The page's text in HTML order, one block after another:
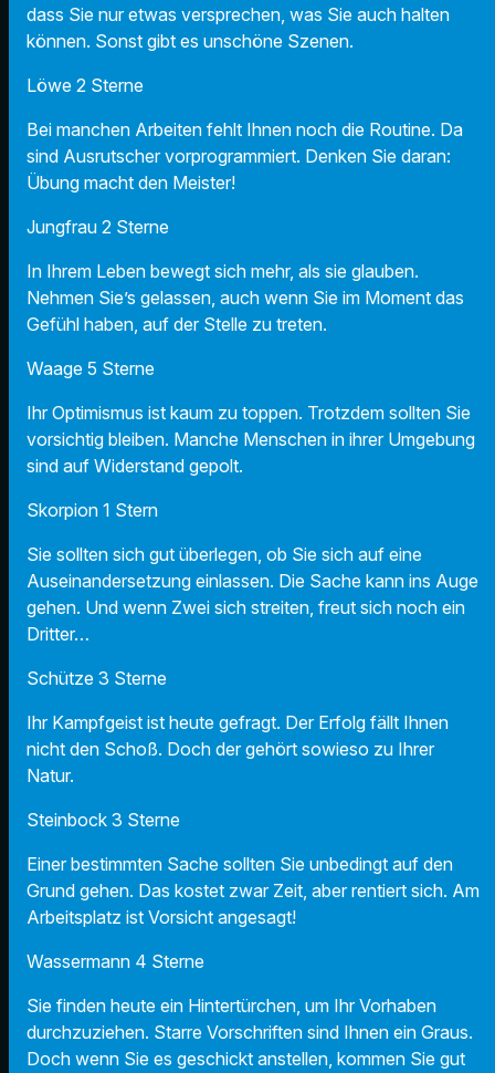
dass Sie nur etwas versprechen, was Sie auch halten
können. Sonst gibt es unschöne Szenen.
Löwe 2 Sterne
Bei manchen Arbeiten fehlt Ihnen noch die Routine. Da
sind Ausrutscher vorprogrammiert. Denken Sie daran:
Übung macht den Meister!
Jungfrau 2 Sterne
In Ihrem Leben bewegt sich mehr, als sie glauben.
Nehmen Sie’s gelassen, auch wenn Sie im Moment das
Gefühl haben, auf der Stelle zu treten.
Waage 5 Sterne
Ihr Optimismus ist kaum zu toppen. Trotzdem sollten Sie
vorsichtig bleiben. Manche Menschen in ihrer Umgebung
sind auf Widerstand gepolt.
Skorpion 1 Stern
Sie sollten sich gut überlegen, ob Sie sich auf eine
Auseinandersetzung einlassen. Die Sache kann ins Auge
gehen. Und wenn Zwei sich streiten, freut sich noch ein
Dritter…
Schütze 3 Sterne
Ihr Kampfgeist ist heute gefragt. Der Erfolg fällt Ihnen
nicht den Schoß. Doch der gehört sowieso zu Ihrer
Natur.
Steinbock 3 Sterne
Einer bestimmten Sache sollten Sie unbedingt auf den
Grund gehen. Das kostet zwar Zeit, aber rentiert sich. Am
Arbeitsplatz ist Vorsicht angesagt!
Wassermann 4 Sterne
Sie finden heute ein Hintertürchen, um Ihr Vorhaben
durchzuziehen. Starre Vorschriften sind Ihnen ein Graus.
Doch wenn Sie es geschickt anstellen, kommen Sie gut